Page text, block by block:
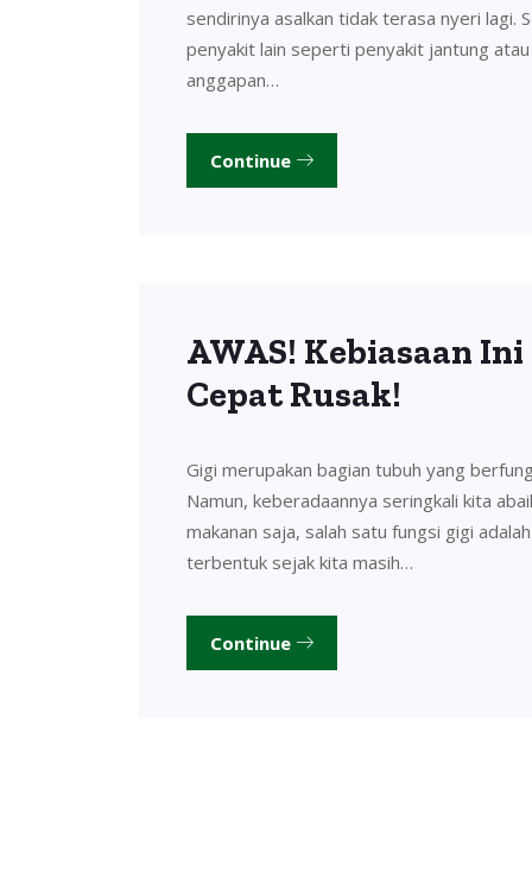
sendirinya asalkan tidak terasa nyeri lagi.
penyakit lain seperti penyakit jantung
anggapan…
Continue
AWAS! Kebiasaan
Cepat Rusak!
Gigi merupakan bagian tubuh yang
Namun, keberadaannya seringkali kita
makanan saja, salah satu fungsi gigi
terbentuk sejak kita masih…
Continue